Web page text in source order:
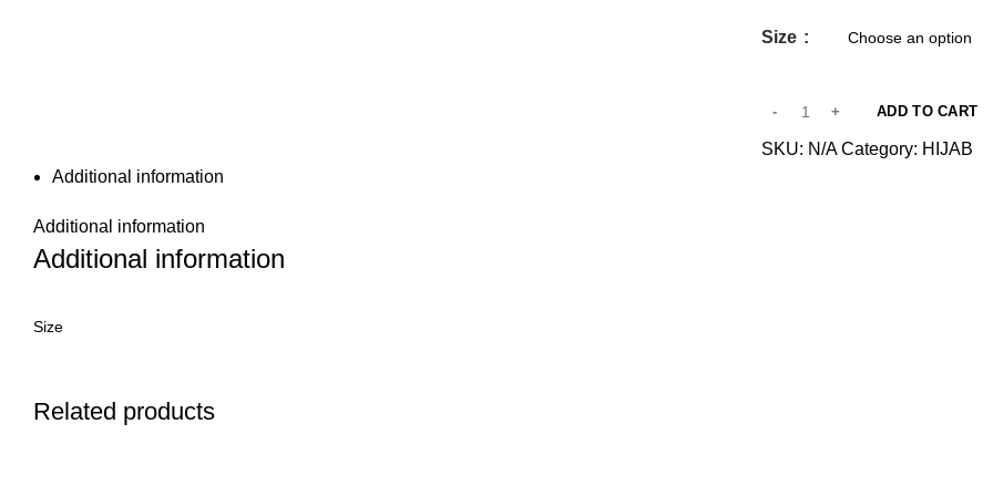
Size
ADD TO CART
SKU: N/A Category: HIJAB
Additional information
Additional information
Additional information
Size
Related products